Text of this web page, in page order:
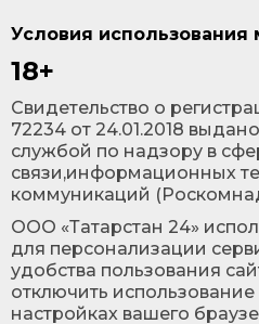
Условия использования
18+
Cвидетельство о
72234 от 24.01.2018
службой по надзору в
связи,информационных
коммуникаций
ООО «Татарстан 24»
для персонализации
удобства пользования
отключить
настройках вашего